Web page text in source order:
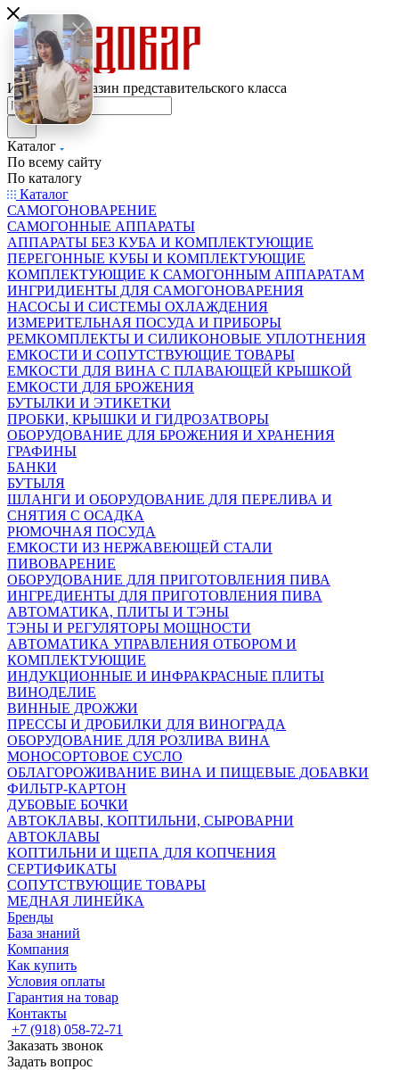
Интернет-магазин представительского класса
Каталог
По всему сайту
По каталогу
Каталог
САМОГОНОВАРЕНИЕ
САМОГОННЫЕ АППАРАТЫ
АППАРАТЫ БЕЗ КУБА И КОМПЛЕКТУЮЩИЕ
ПЕРЕГОННЫЕ КУБЫ И КОМПЛЕКТУЮЩИЕ
КОМПЛЕКТУЮЩИЕ К САМОГОННЫМ АППАРАТАМ
ИНГРИДИЕНТЫ ДЛЯ САМОГОНОВАРЕНИЯ
НАСОСЫ И СИСТЕМЫ ОХЛАЖДЕНИЯ
ИЗМЕРИТЕЛЬНАЯ ПОСУДА И ПРИБОРЫ
РЕМКОМПЛЕКТЫ И СИЛИКОНОВЫЕ УПЛОТНЕНИЯ
ЕМКОСТИ И СОПУТСТВУЮЩИЕ ТОВАРЫ
ЕМКОСТИ ДЛЯ ВИНА С ПЛАВАЮЩЕЙ КРЫШКОЙ
ЕМКОСТИ ДЛЯ БРОЖЕНИЯ
БУТЫЛКИ И ЭТИКЕТКИ
ПРОБКИ, КРЫШКИ И ГИДРОЗАТВОРЫ
ОБОРУДОВАНИЕ ДЛЯ БРОЖЕНИЯ И ХРАНЕНИЯ
ГРАФИНЫ
БАНКИ
БУТЫЛЯ
ШЛАНГИ И ОБОРУДОВАНИЕ ДЛЯ ПЕРЕЛИВА И
СНЯТИЯ С ОСАДКА
РЮМОЧНАЯ ПОСУДА
ЕМКОСТИ ИЗ НЕРЖАВЕЮЩЕЙ СТАЛИ
ПИВОВАРЕНИЕ
ОБОРУДОВАНИЕ ДЛЯ ПРИГОТОВЛЕНИЯ ПИВА
ИНГPЕДИЕНТЫ ДЛЯ ПРИГОТОВЛЕНИЯ ПИВА
АВТОМАТИКА, ПЛИТЫ И ТЭНЫ
ТЭНЫ И РЕГУЛЯТОРЫ МОЩНОСТИ
АВТОМАТИКА УПРАВЛЕНИЯ ОТБОРОМ И
КОМПЛЕКТУЮЩИЕ
ИНДУКЦИОННЫЕ И ИНФРАКРАСНЫЕ ПЛИТЫ
ВИНОДЕЛИЕ
ВИННЫЕ ДРОЖЖИ
ПРЕССЫ И ДРОБИЛКИ ДЛЯ ВИНОГРАДА
ОБОРУДОВАНИЕ ДЛЯ РОЗЛИВА ВИНА
МОНОСОРТОВОЕ СУСЛО
ОБЛАГОРОЖИВАНИЕ ВИНА И ПИЩЕВЫЕ ДОБАВКИ
ФИЛЬТР-КАРТОН
ДУБОВЫЕ БОЧКИ
АВТОКЛАВЫ, КОПТИЛЬНИ, СЫРОВАРНИ
АВТОКЛАВЫ
КОПТИЛЬНИ И ЩЕПА ДЛЯ КОПЧЕНИЯ
СЕРТИФИКАТЫ
СОПУТСТВУЮЩИЕ ТОВАРЫ
МЕДНАЯ ЛИНЕЙКА
Бренды
База знаний
Компания
Как купить
Условия оплаты
Гарантия на товар
Контакты
+7 (918) 058-72-71
Заказать звонок
Задать вопрос